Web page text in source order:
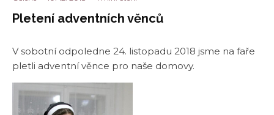
Pletení adventních věnců
V sobotní odpoledne 24. listopadu 2018 jsme na faře
pletli adventní věnce pro naše domovy.